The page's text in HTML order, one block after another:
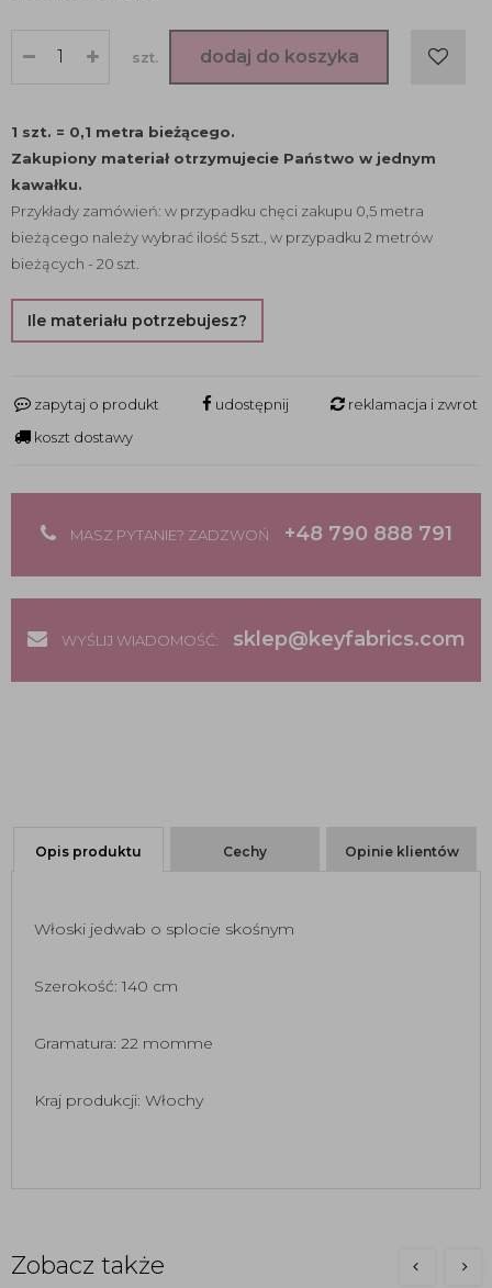
szt. dodaj do koszyka
1 szt. = 0,1 metra bieżącego.
Zakupiony materiał otrzymujecie Państwo w jednym
kawałku.
Przykłady zamówień: w przypadku chęci zakupu 0,5 metra
bieżącego należy wybrać ilość 5 szt., w przypadku 2 metrów
bieżących - 20 szt.
Ile materiału potrzebujesz?
zapytaj o produkt udostępnij
reklamacja i zwrot
koszt dostawy
MASZ PYTANIE? ZADZWOŃ +48 790 888 791
WYŚLIJ WIADOMOŚĆ: sklep@keyfabrics.com
Opis produktu Cechy Opinie klientów
Włoski jedwab o splocie skośnym
Szerokość: 140 cm
Gramatura: 22 momme
Kraj produkcji: Włochy
Zobacz także